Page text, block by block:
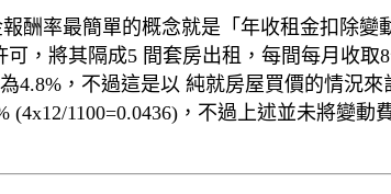
酬率最簡單的概念就是「年收租金扣除
可，將其隔成5 間套房出租，每間每月收
為4.8%，不過這是以 純就房屋買價的情況
(4x12/1100=0.0436)，不過上述並未將變動